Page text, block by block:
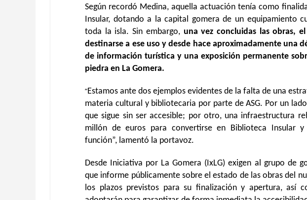
Según recordó Medina, aquella actuación tenía como
Insular, dotando a la capital gomera de un equipamiento
toda la isla. Sin embargo, una vez concluidas las obras,
destinarse a ese uso y desde hace aproximadamente una
de información turística y una exposición permanente
piedra en La Gomera.
“Estamos ante dos ejemplos evidentes de la falta de una
materia cultural y bibliotecaria por parte de ASG. Por un
que sigue sin ser accesible; por otro, una infraestructura
millón de euros para convertirse en Biblioteca Insular
función”, lamentó la portavoz.
Desde Iniciativa por La Gomera (IxLG) exigen al grupo de
que informe públicamente sobre el estado de las obras del
los plazos previstos para su finalización y apertura, así